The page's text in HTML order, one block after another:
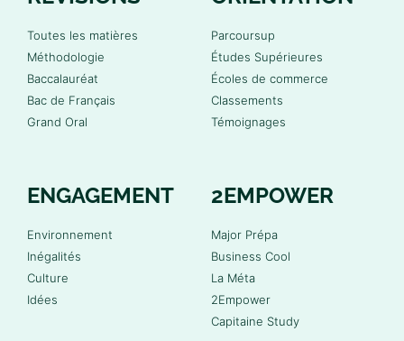
Toutes les matières
Méthodologie
Baccalauréat
Bac de Français
Grand Oral
Parcoursup
Études Supérieures
Écoles de commerce
Classements
Témoignages
ENGAGEMENT
Environnement
Inégalités
Culture
Idées
2EMPOWER
Major Prépa
Business Cool
La Méta
2Empower
Capitaine Study